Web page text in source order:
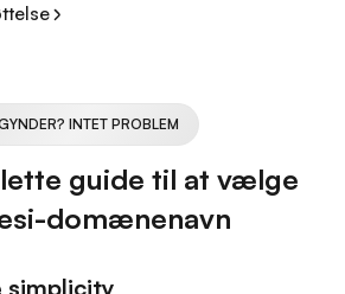
INTET PROBLEM
guide til at vælge
domænenavn
simplicity